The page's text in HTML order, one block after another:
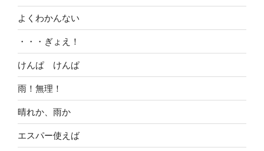
よくわかんない
・・・ぎょえ！
けんぱ けんぱ
雨！無理！
晴れか、雨か
エスパー使えば